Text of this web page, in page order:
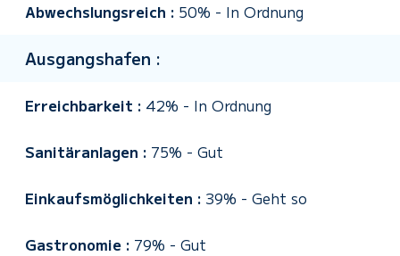
Abwechslungsreich : 50% - In Ordnung
Ausgangshafen :
Erreichbarkeit : 42% - In Ordnung
Sanitäranlagen : 75% - Gut
Einkaufsmöglichkeiten : 39% - Geht so
Gastronomie : 79% - Gut